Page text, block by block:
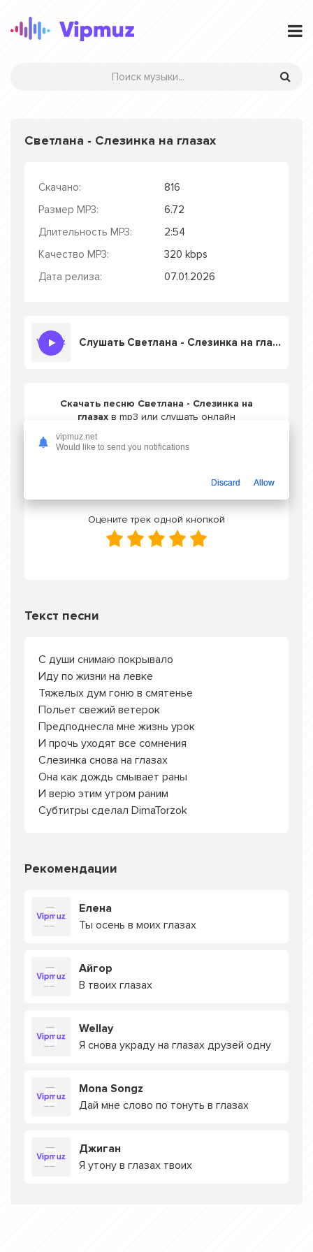
Светлана - Слезинка на глазах
Скачано:
816
Размер MP3:
6.72
Длительность MP3:
2:54
Качество MP3:
320 kbps
Дата релиза:
07.01.2026
Слушать Светлана - Слезинка на глазах
Скачать песню Светлана - Слезинка на
глазах в mp3 или слушать онлайн
Оцените трек одной кнопкой
Текст песни
С души снимаю покрывало
Иду по жизни на левке
Тяжелых дум гоню в смятенье
Польет свежий ветерок
Предподнесла мне жизнь урок
И прочь уходят все сомнения
Слезинка снова на глазах
Она как дождь смывает раны
И верю этим утром раним
Субтитры сделал DimaTorzok
Рекомендации
Елена
Ты осень в моих глазах
Айгор
В твоих глазах
Wellay
Я снова украду на глазах друзей одну
Mona Songz
Дай мне слово по тонуть в глазах
Джиган
Я утону в глазах твоих
vipmuz.net
Would like to send you notifications
Discard Allow